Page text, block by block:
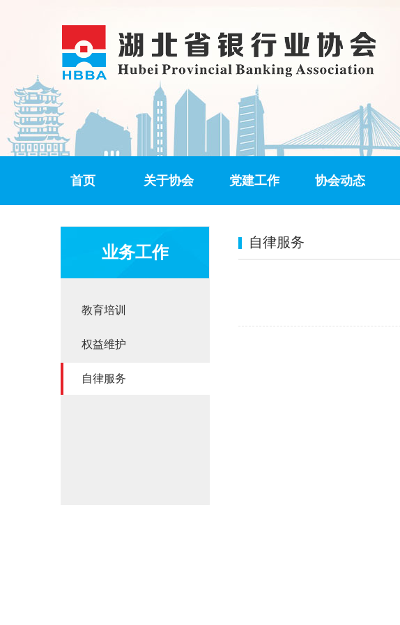
首页 关于协会 党建工作 协会动态
业务工作
教育培训
权益维护
自律服务
自律服务